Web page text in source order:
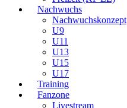
Nachwuchs
Nachwuchskonzept
U9
U11
U13
U15
U17
Training
Fanzone
Livestream